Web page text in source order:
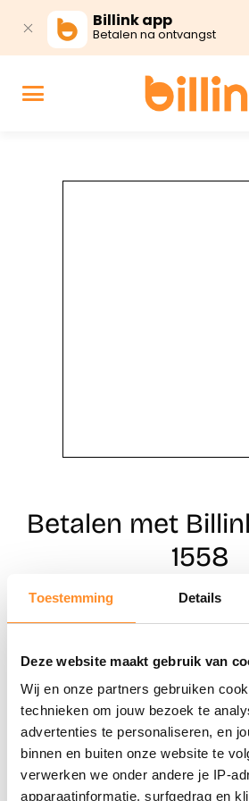
Toestemming Details
Deze website maakt gebruik van
Wij en onze partners gebruiken
technieken om jouw bezoek te
advertenties te personaliseren, en
binnen en buiten onze website te
verwerken we onder andere je IP-
apparaatinformatie, surfgedrag en
Billink app
Betalen na ontvangst
Betalen met
1558
Naar winkels